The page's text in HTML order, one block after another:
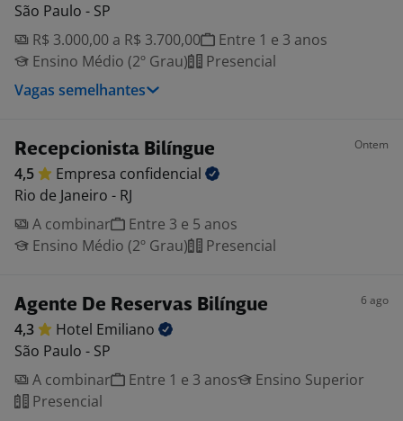
São Paulo - SP
R$ 3.000,00 a R$ 3.700,00
Entre 1 e 3 anos
Ensino Médio (2º Grau)
Presencial
Vagas semelhantes
Recepcionista Bilíngue Ontem
4,5 Empresa confidencial
Rio de Janeiro - RJ
A combinar
Entre 3 e 5 anos
Ensino Médio (2º Grau)
Presencial
Agente De Reservas Bilíngue 6 ago
4,3 Hotel Emiliano
São Paulo - SP
A combinar
Entre 1 e 3 anos
Ensino Superior
Presencial